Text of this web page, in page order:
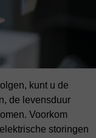
kunt u de
de levensduur
Voorkom
storingen